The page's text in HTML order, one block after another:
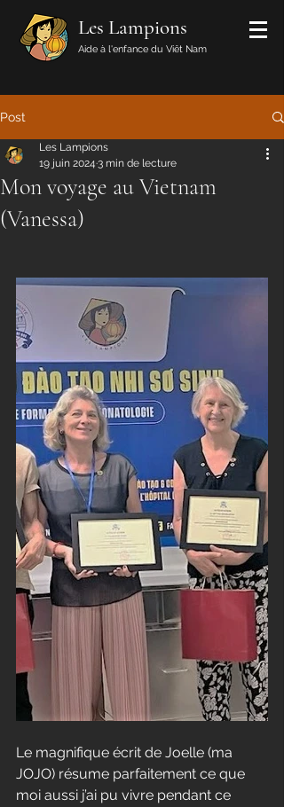
Les Lampions
Aide à l'enfance du Viêt Nam
Post
Mon voyage au Vietnam
(Vanessa)
Les Lampions
19 juin 2024 3 min de lecture
Le magnifique écrit de Joelle (ma
JOJO) résume parfaitement ce que
moi aussi j’ai pu vivre pendant ce